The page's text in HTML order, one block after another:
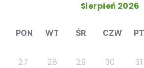
Sierpień 2026
PON WT ŚR CZW PT
27 28 29 30 31